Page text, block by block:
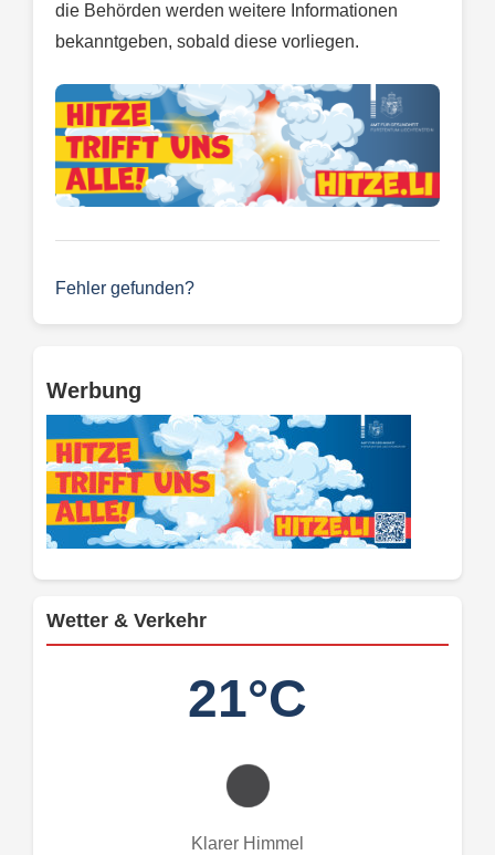
die Behörden werden weitere Informationen
bekanntgeben, sobald diese vorliegen.
Fehler gefunden?
Werbung
Wetter & Verkehr
21°C
Klarer Himmel